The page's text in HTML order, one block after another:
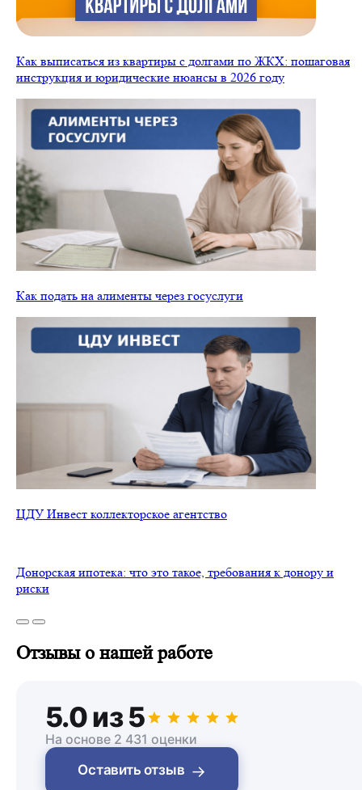
Как выписаться из квартиры с долгами по ЖКХ: пошаговая
инструкция и юридические нюансы в 2026 году
Как подать на алименты через госуслуги
ЦДУ Инвест коллекторское агентство
Донорская ипотека: что это такое, требования к донору и
риски
Отзывы о нашей работе
5.0 из 5
На основе 2 431 оценки
Оставить отзыв →